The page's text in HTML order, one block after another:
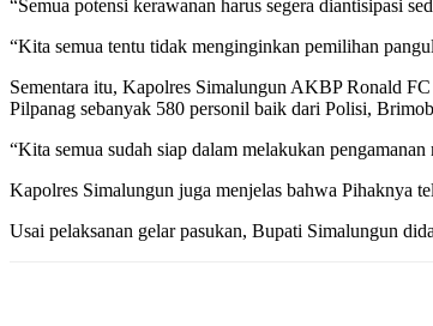
“Semua potensi kerawanan harus segera diantisipasi
“Kita semua tentu tidak menginginkan pemilihan
Sementara itu, Kapolres Simalungun AKBP Ronald
Pilpanag sebanyak 580 personil baik dari Polisi,
“Kita semua sudah siap dalam melakukan
Kapolres Simalungun juga menjelas bahwa Pihaknya
Usai pelaksanan gelar pasukan, Bupati Simalungun